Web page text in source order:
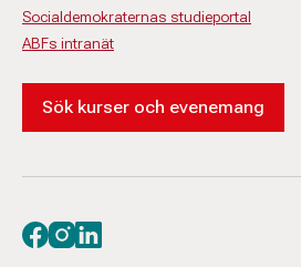
Socialdemokraternas studieportal
ABFs intranät
Sök kurser och evenemang
Besök oss på facebook
Besök oss på instagram
Besök oss på linkedin